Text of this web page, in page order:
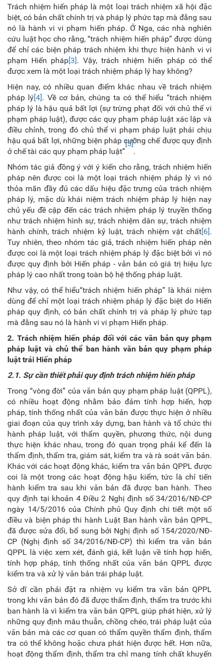
Trách nhiệm hiến pháp là một loại trách nhiệm xã hội đặc
biệt, có bản chất chính trị và pháp lý phức tạp mà đằng sau
nó là hành vi vi phạm hiến pháp. Ở Nga, các nhà nghiên
cứu luật học cho rằng, “trách nhiệm hiến pháp” được dùng
để chỉ các biện pháp trách nhiệm khi thực hiện hành vi vi
phạm Hiến pháp[3]. Vậy, trách nhiệm hiến pháp có thể
được xem là một loại trách nhiệm pháp lý hay không?
Hiện nay, có nhiều quan điểm khác nhau về trách nhiệm
pháp lý[4]. Về cơ bản, chúng ta có thể hiểu “trách nhiệm
pháp lý là hậu quả bất lợi (sự trừng phạt đối với chủ thể vi
phạm pháp luật), được các quy phạm pháp luật xác lập và
điều chỉnh, trong đó chủ thể vi phạm pháp luật phải chịu
hậu quả bất lợi, những biện pháp cưỡng chế được quy định
ở chế tài các quy phạm pháp luật”
[5]
.
Nhóm tác giả đồng ý với ý kiến cho rằng, trách nhiệm hiến
pháp nên được coi là một loại trách nhiệm pháp lý vì nó
thỏa mãn đầy đủ các dấu hiệu đặc trưng của trách nhiệm
pháp lý, mặc dù khái niệm trách nhiệm pháp lý hiện nay
chủ yếu đề cập đến các trách nhiệm pháp lý truyền thống
như trách nhiệm hình sự, trách nhiệm dân sự, trách nhiệm
hành chính, trách nhiệm kỷ luật, trách nhiệm vật chất[6].
Tuy nhiên, theo nhóm tác giả, trách nhiệm hiến pháp nên
được coi là một loại trách nhiệm pháp lý đặc biệt bởi vì nó
được quy định bởi Hiến pháp - văn bản có giá trị hiệu lực
pháp lý cao nhất trong toàn bộ hệ thống pháp luật.
Như vậy, có thể hiểu“trách nhiệm hiến pháp” là khái niệm
dùng để chỉ một loại trách nhiệm pháp lý đặc biệt do Hiến
pháp quy định, có bản chất chính trị và pháp lý phức tạp
mà đằng sau nó là hành vi vi phạm Hiến pháp.
2. Trách nhiệm hiến pháp đối với các văn bản quy phạm
pháp luật và chủ thể ban hành văn bản quy phạm pháp
luật trái Hiến pháp
2.1. Sự cần thiết phải quy định trách nhiệm hiến pháp
Trong “vòng đời” của văn bản quy phạm pháp luật (QPPL),
có nhiều hoạt động nhằm bảo đảm tính hợp hiến, hợp
pháp, tính thống nhất của văn bản được thực hiện ở nhiều
giai đoạn của quy trình xây dựng, ban hành và tổ chức thi
hành pháp luật, với thẩm quyền, phương thức, nội dung
thực hiện khác nhau, trong đó quan trọng phải kể đến là
thẩm định, thẩm tra, giám sát, kiểm tra và rà soát văn bản.
Khác với các hoạt động khác, kiểm tra văn bản QPPL được
coi là một trong các hoạt động hậu kiểm, tức là chỉ tiến
hành kiểm tra sau khi văn bản đã được ban hành. Theo
quy định tại khoản 4 Điều 2 Nghị định số 34/2016/NĐ-CP
ngày 14/5/2016 của Chính phủ Quy định chi tiết một số
điều và biện pháp thi hành Luật Ban hành văn bản QPPL,
đã được sửa đổi, bổ sung bởi Nghị định số 154/2020/NĐ-
CP (Nghị định số 34/2016/NĐ-CP) thì kiểm tra văn bản
QPPL là việc xem xét, đánh giá, kết luận về tính hợp hiến,
tính hợp pháp, tính thống nhất của văn bản QPPL được
kiểm tra và xử lý văn bản trái pháp luật.
Sở dĩ cần phải đặt ra nhiệm vụ kiểm tra văn bản QPPL
trong khi văn bản đó đã được thẩm định, thẩm tra trước khi
ban hành là vì kiểm tra văn bản QPPL giúp phát hiện, xử lý
những quy định mâu thuẫn, chồng chéo, trái pháp luật của
văn bản mà các cơ quan có thẩm quyền thẩm định, thẩm
tra có thể không hoặc chưa phát hiện được hết. Hơn nữa,
hoạt động thẩm định, thẩm tra chỉ mang tính chất khuyến